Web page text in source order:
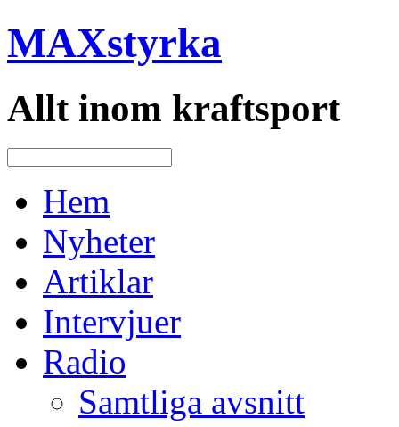
MAXstyrka
Allt inom kraftsport
Hem
Nyheter
Artiklar
Intervjuer
Radio
Samtliga avsnitt